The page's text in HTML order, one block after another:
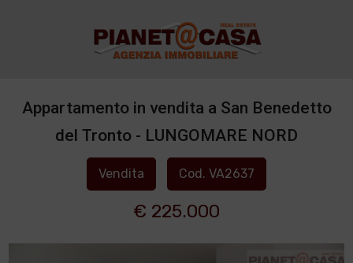
Appartamento in vendita a San Benedetto
del Tronto - LUNGOMARE NORD
Vendita Cod. VA2637
€ 225.000